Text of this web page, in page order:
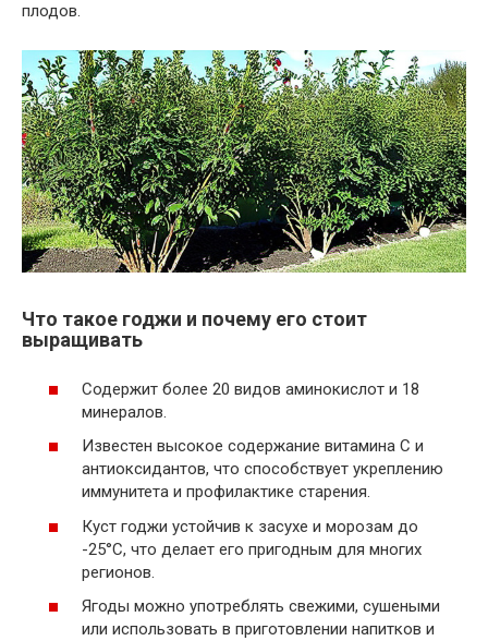
плодов.
Что такое годжи и почему его стоит
выращивать
Содержит более 20 видов аминокислот и 18
минералов.
Известен высокое содержание витамина С и
антиоксидантов, что способствует укреплению
иммунитета и профилактике старения.
Куст годжи устойчив к засухе и морозам до
-25°C, что делает его пригодным для многих
регионов.
Ягоды можно употреблять свежими, сушеными
или использовать в приготовлении напитков и